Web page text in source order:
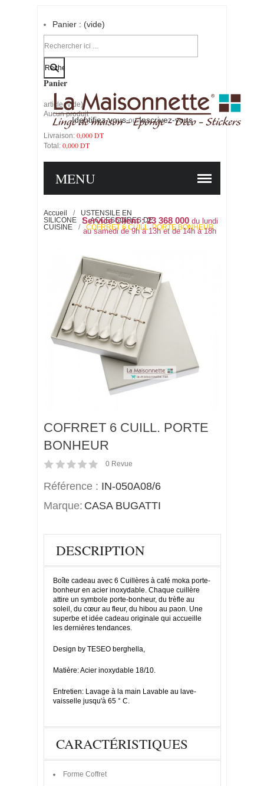
Identifiez-vous-ou-Inscrivez-vous
Panier : (vide)
Votre compte
Panier
article (vide)
Aucun produit
Livraison: 0,000 DT
Total: 0,000 DT
Service Client : 23 368 000du lundi
au samedi de 9h à 13h et de 14h à 18h
MENU
Accueil /
USTENSILE EN
SILICONE
/
ACCESSOIRES DE
CUISINE
/ COFRRET 6 CUILL. PORTE BONHEUR
COFRRET 6 CUILL. PORTE
BONHEUR
0 Revue
Référence : IN-050A08/6
Marque: CASA BUGATTI
DESCRIPTION
Boîte cadeau avec 6 Cuillères à café moka porte-
bonheur en acier inoxydable. Chaque cuillère
attire un symbole porte-bonheur, du trèfle au
soleil, du cœur au fleur, du hibou au paon. Une
superbe et idée cadeau originale qui accueille
les dernières tendances.
Design by TESEO berghella,
Matière: Acier inoxydable 18/10.
Entretien: Lavage à la main Lavable au lave-
vaisselle jusqu'à 65 ° C.
CARACTÉRISTIQUES
Forme Coffret